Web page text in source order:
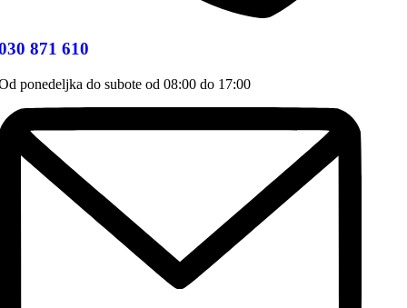
871 610
ponedeljka do subote od 08:00 do 17:00